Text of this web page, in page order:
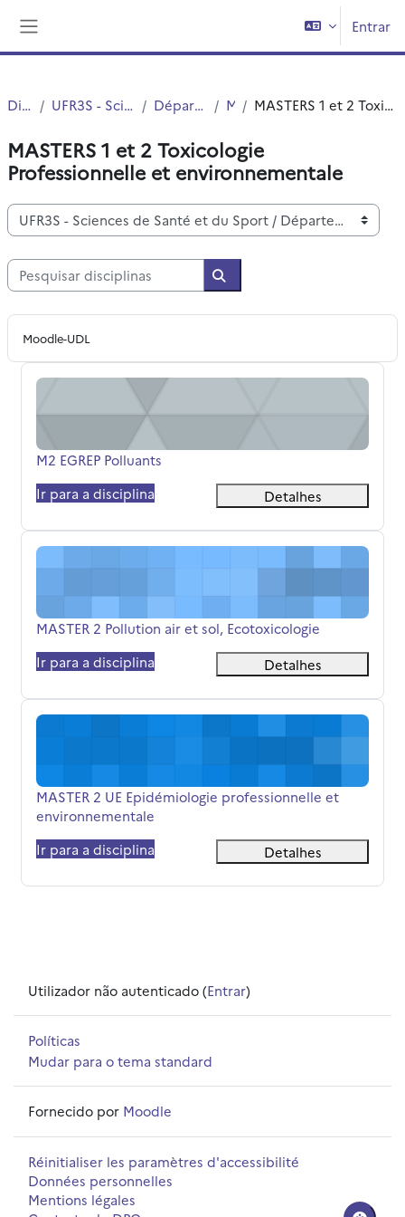
Entrar
Disciplinas UFR3S - Sciences de Santé et du Sport Département UFR3S - ILIS Master MASTERS 1 et 2 Toxicologie Professionnelle et environnementale
MASTERS 1 et 2 Toxicologie
Professionnelle et environnementale
Categorias de disciplinas
Pesquisar disciplinas
Pesquisar disciplinas
Moodle-UDL
M2 EGREP Polluants
Nome da disciplina
M2 EGREP Polluants
Ir para a disciplina
Detalhes
MASTER 2 Pollution air et sol, Ecotoxicologie
Nome da disciplina
MASTER 2 Pollution air et sol, Ecotoxicologie
Ir para a disciplina
Detalhes
MASTER 2 UE Epidémiologie professionnelle et
Nome da disciplina
MASTER 2 UE Epidémiologie professionnelle et
environnementale
Ir para a disciplina
Detalhes
Utilizador não autenticado (Entrar)
Políticas
Mudar para o tema standard
Fornecido por Moodle
Réinitialiser les paramètres d'accessibilité
Données personnelles
Mentions légales